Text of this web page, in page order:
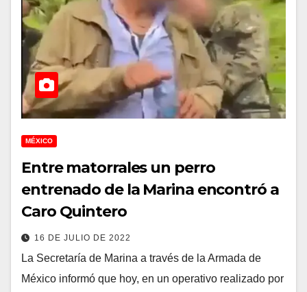
MÉXICO
Entre matorrales un perro
entrenado de la Marina encontró a
Caro Quintero
16 DE JULIO DE 2022
La Secretaría de Marina a través de la Armada de
México informó que hoy, en un operativo realizado por